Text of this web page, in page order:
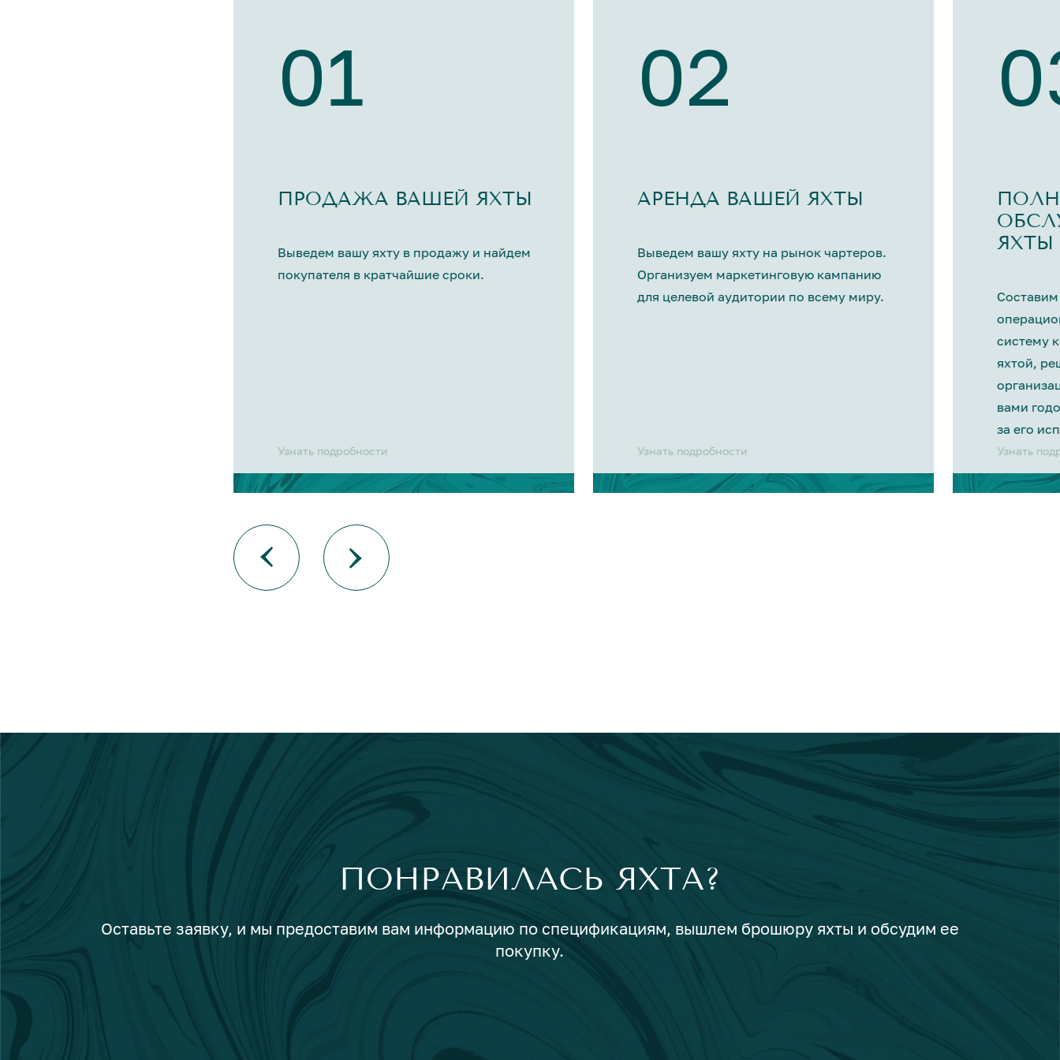
01
ПРОДАЖА ВАШЕЙ ЯХТЫ
Выведем вашу яхту в продажу и найдем
покупателя в кратчайшие сроки.
Узнать подробности
02
АРЕНДА ВАШЕЙ ЯХТЫ
Выведем вашу яхту на рынок чартеров.
Организуем маркетинговую кампанию
для целевой аудитории по всему миру.
Узнать подробности
ЯХТЫ
систему
яхтой,
вами
за его
Узнать
ПОНРАВИЛАСЬ ЯХТА?
Оставьте заявку, и мы предоставим вам информацию по спецификациям, вышлем брошюру яхты и обсудим ее
покупку.